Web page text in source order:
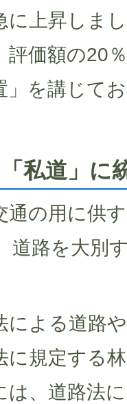
に上昇しま
評価額の20
」を講じて
私道」に
通の用に供
道路を大別
による道路
に規定する
は、道路法